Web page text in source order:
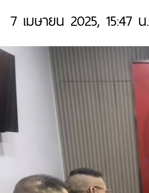
7 เมษายน 2025, 15:47 น.